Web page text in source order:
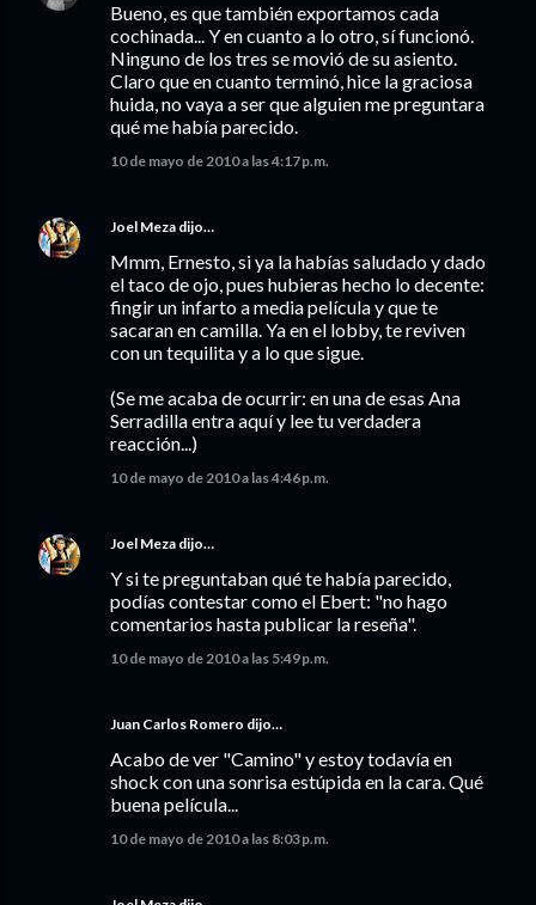
Bueno, es que también exportamos cada
cochinada... Y en cuanto a lo otro, sí funcionó.
Ninguno de los tres se movió de su asiento.
Claro que en cuanto terminó, hice la graciosa
huida, no vaya a ser que alguien me preguntara
qué me había parecido.
10 de mayo de 2010 a las 4:17 p.m.
Joel Meza dijo…
Mmm, Ernesto, si ya la habías saludado y dado
el taco de ojo, pues hubieras hecho lo decente:
fingir un infarto a media película y que te
sacaran en camilla. Ya en el lobby, te reviven
con un tequilita y a lo que sigue.
(Se me acaba de ocurrir: en una de esas Ana
Serradilla entra aquí y lee tu verdadera
reacción...)
10 de mayo de 2010 a las 4:46 p.m.
Joel Meza dijo…
Y si te preguntaban qué te había parecido,
podías contestar como el Ebert: "no hago
comentarios hasta publicar la reseña".
10 de mayo de 2010 a las 5:49 p.m.
Juan Carlos Romero dijo…
Acabo de ver "Camino" y estoy todavía en
shock con una sonrisa estúpida en la cara. Qué
buena película...
10 de mayo de 2010 a las 8:03 p.m.